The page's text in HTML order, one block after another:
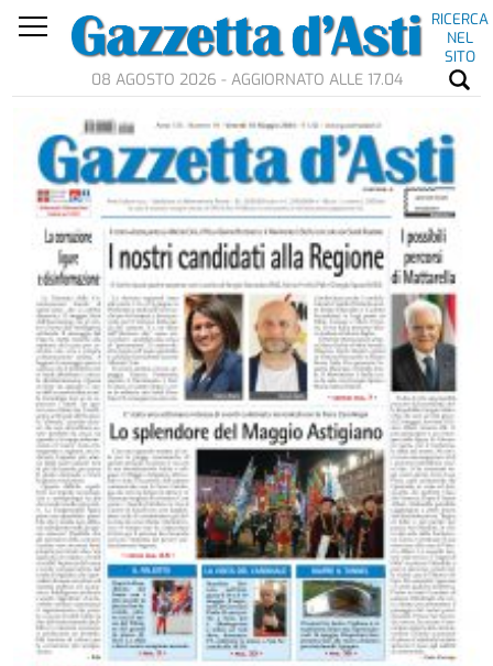
RICERCA
NEL
SITO
08 AGOSTO 2026 - AGGIORNATO ALLE 17.04